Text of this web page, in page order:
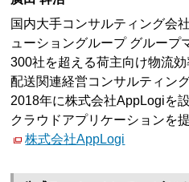
国内大手コンサルティング会
ューショングループ グループ
300社を超える荷主向け物流
配送関連経営コンサルティン
2018年に株式会社AppLogiを
クラウドアプリケーションを
株式会社AppLogi